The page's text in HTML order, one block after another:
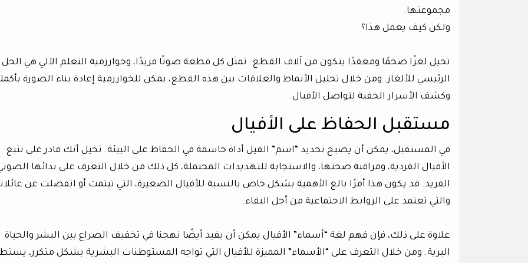
مجموعتها.
ولكن كيف يعمل هذا؟
تخيل لغزًا ضخمًا ومعقدًا يتكون من آلاف القطع. تمثل كل قطعة صوتًا فريدًا، وخوارزمية التعلم الآلي هي الحل
الرئيسي للألغاز. ومن خلال تحليل الأنماط والعلاقات بين هذه القطع، يمكن للخوارزمية إعادة بناء الصورة
وكشف الأسرار الخفية لتواصل الأفيال.
مستقبل الحفاظ على الأفيال
في المستقبل، يمكن أن يصبح تحديد “اسم” الفيل أداة حاسمة في الحفاظ على البيئة. تخيل أنك قادر على تتبع
الأفيال الفردية، ومراقبة صحتها، والاستجابة للتهديدات المحتملة، كل ذلك من خلال التعرف على ندائها
الفريد. قد يكون هذا أمرًا بالغ الأهمية بشكل خاص بالنسبة للأفيال الصغيرة، التي تيتمت أو انفصلت عن
والتي تعتمد على الروابط الاجتماعية من أجل البقاء.
علاوة على ذلك، فإن فهم لغة “أسماء” الأفيال يمكن أن يفيد أيضًا نهجنا في تخفيف الصراع بين البشر والحياة
البرية. ومن خلال التعرف على “الأسماء” المميزة للأفيال التي تواجه المستوطنات البشرية بشكل متكرر،